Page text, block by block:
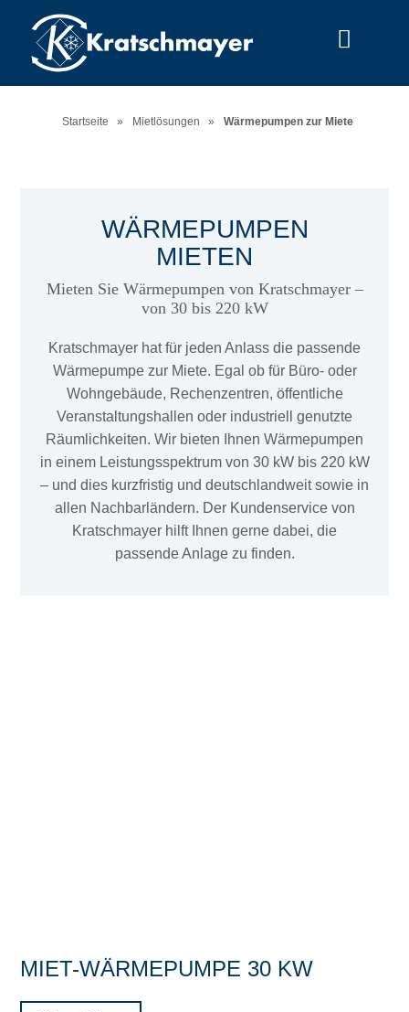
Startseite » Mietlösungen » Wärmepumpen zur Miete
WÄRMEPUMPEN
MIETEN
Mieten Sie Wärmepumpen von Kratschmayer –
von 30 bis 220 kW
Kratschmayer hat für jeden Anlass die passende
Wärmepumpe zur Miete. Egal ob für Büro- oder
Wohngebäude, Rechenzentren, öffentliche
Veranstaltungshallen oder industriell genutzte
Räumlichkeiten. Wir bieten Ihnen Wärmepumpen
in einem Leistungsspektrum von 30 kW bis 220 kW
– und dies kurzfristig und deutschlandweit sowie in
allen Nachbarländern. Der Kundenservice von
Kratschmayer hilft Ihnen gerne dabei, die
passende Anlage zu finden.
MIET-WÄRMEPUMPE 30 KW